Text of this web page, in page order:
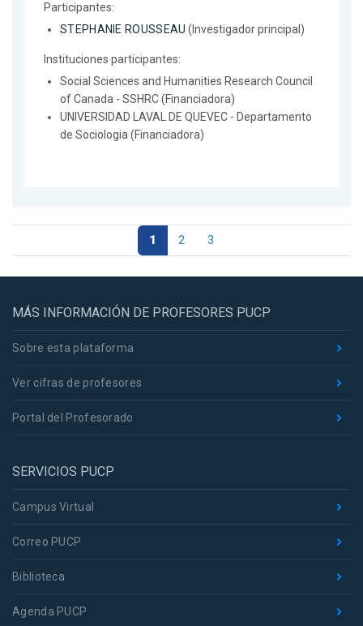
Participantes:
STEPHANIE ROUSSEAU (Investigador principal)
Instituciones participantes:
Social Sciences and Humanities Research Council
of Canada - SSHRC (Financiadora)
UNIVERSIDAD LAVAL DE QUEVEC - Departamento
de Sociologia (Financiadora)
1 2 3
MÁS INFORMACIÓN DE PROFESORES PUCP
Sobre esta plataforma
Ver cifras de profesores
Portal del Profesorado
SERVICIOS PUCP
Campus Virtual
Correo PUCP
Biblioteca
Agenda PUCP